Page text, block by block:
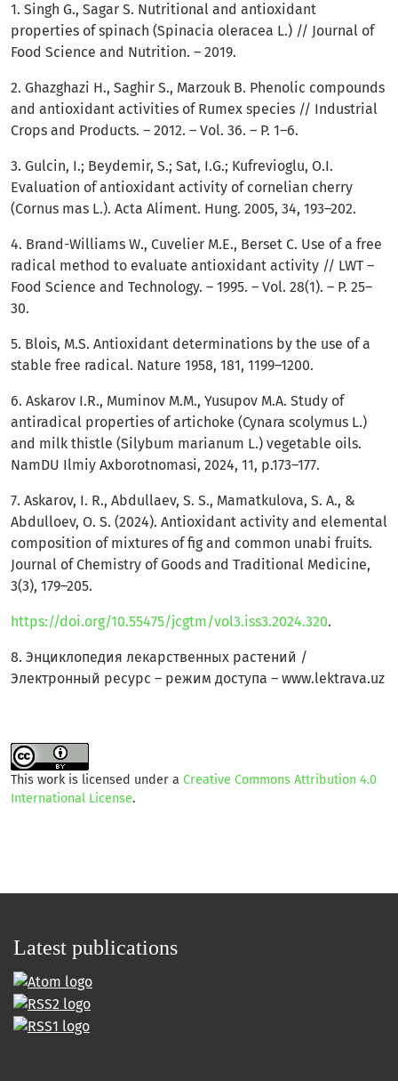
1. Singh G., Sagar S. Nutritional and antioxidant
properties of spinach (Spinacia oleracea L.) // Journal of
Food Science and Nutrition. – 2019.
2. Ghazghazi H., Saghir S., Marzouk B. Phenolic compounds
and antioxidant activities of Rumex species // Industrial
Crops and Products. – 2012. – Vol. 36. – Р. 1–6.
3. Gulcin, I.; Beydemir, S.; Sat, I.G.; Kufrevioglu, O.I.
Evaluation of antioxidant activity of cornelian cherry
(Cornus mas L.). Acta Aliment. Hung. 2005, 34, 193–202.
4. Brand-Williams W., Cuvelier M.E., Berset C. Use of a free
radical method to evaluate antioxidant activity // LWT –
Food Science and Technology. – 1995. – Vol. 28(1). – Р. 25–
30.
5. Blois, M.S. Antioxidant determinations by the use of a
stable free radical. Nature 1958, 181, 1199–1200.
6. Askarov I.R., Muminov M.M., Yusupov M.A. Study of
antiradical properties of artichoke (Cynara scolymus L.)
and milk thistle (Silybum marianum L.) vegetable oils.
NamDU Ilmiy Axborotnomasi, 2024, 11, p.173–177.
7. Askarov, I. R., Abdullaev, S. S., Mamatkulova, S. A., &
Abdulloev, O. S. (2024). Antioxidant activity and elemental
composition of mixtures of fig and common unabi fruits.
Journal of Chemistry of Goods and Traditional Medicine,
3(3), 179–205.
https://doi.org/10.55475/jcgtm/vol3.iss3.2024.320.
8. Энциклопедия лекарственных растений /
Электронный ресурс – режим доступа – www.lektrava.uz
This work is licensed under a Creative Commons Attribution 4.0
International License.
Latest publications